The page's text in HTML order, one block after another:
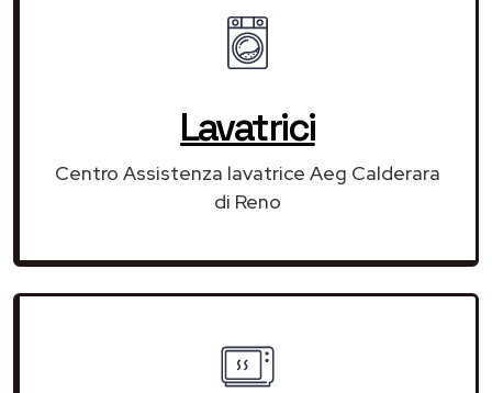
Lavatrici
Centro Assistenza lavatrice Aeg Calderara
di Reno